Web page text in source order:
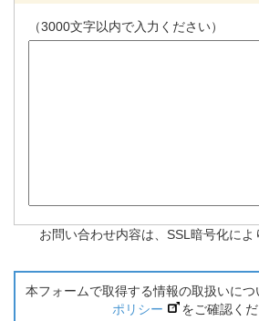
（3000文字以内で入力ください）
お問い合わせ内容は、SSL暗号化によ
本フォームで取得する情報の取扱いにつ
ポリシー
をご確認くだ